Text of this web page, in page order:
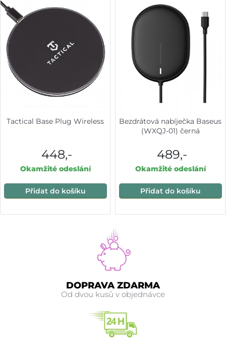
Tactical Base Plug Wireless
448,-
Okamžité odeslání
Přidat do košíku
Bezdrátová nabíječka Baseus
(WXQJ-01) černá
489,-
Okamžité odeslání
Přidat do košíku
DOPRAVA ZDARMA
Od dvou kusů v objednávce